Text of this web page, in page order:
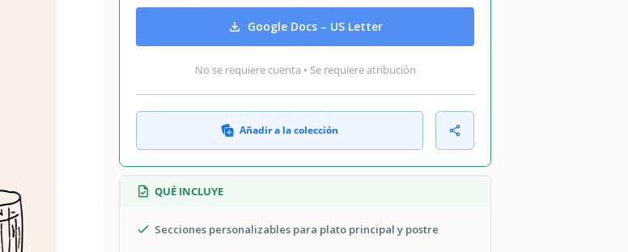
Google Docs – US Letter
No se requiere cuenta • Se requiere atribución
Añadir a la colección
QUÉ INCLUYE
Secciones personalizables para plato principal y postre